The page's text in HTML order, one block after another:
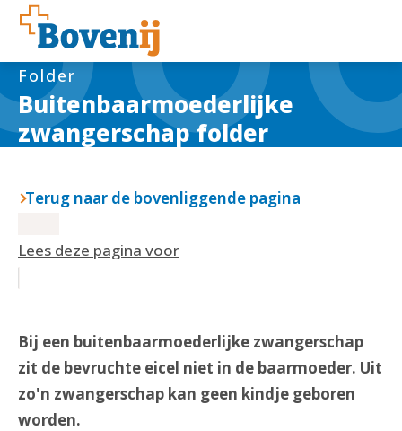
Buitenbaarmoederlijke
zwangerschap folder
Folder
Terug naar de bovenliggende pagina
Lees deze pagina voor
Bij een buitenbaarmoederlijke zwangerschap
zit de bevruchte eicel niet in de baarmoeder. Uit
zo'n zwangerschap kan geen kindje geboren
worden.